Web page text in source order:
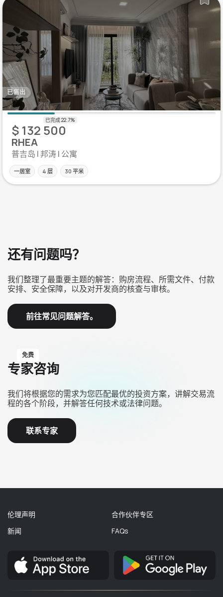
已售出
$ 132 500
RHEA
普吉岛 | 邦涛 | 公寓
一居室 4 层 30 平米
还有问题吗？
我们整理了最重要主题的解答：购房流程、所需文件、付款
安排、安全保障，以及对开发商的核查与审核。
前往常见问题解答。
免费
专家咨询
我们将根据您的需求为您匹配最优的投资方案，讲解交易流
程的各个阶段，并解答任何技术或法律问题。
联系专家
伦理声明
新闻
合作伙伴专区
FAQs